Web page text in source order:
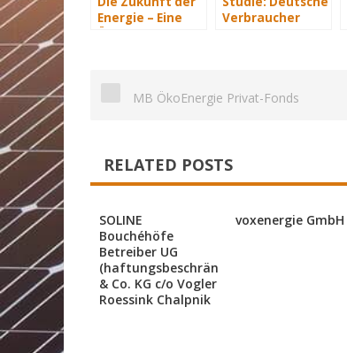
Energie – Eine
Verbraucher
MB ÖkoEnergie Privat-Fonds
RELATED POSTS
SOLINE
Bouchéhöfe
Betreiber UG
(haftungsbeschränkt)
& Co. KG c/o Vogler
Roessink Chalpnik
voxenergie GmbH